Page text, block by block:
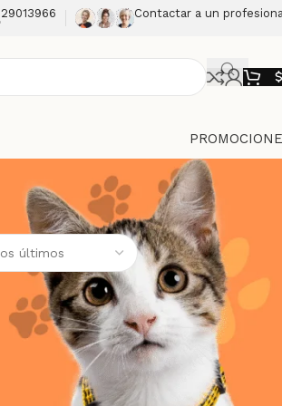
29013966 Contactar a un
$